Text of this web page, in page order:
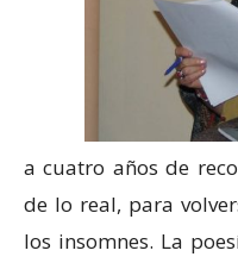
a cuatro años de
de lo real, para
los insomnes. La